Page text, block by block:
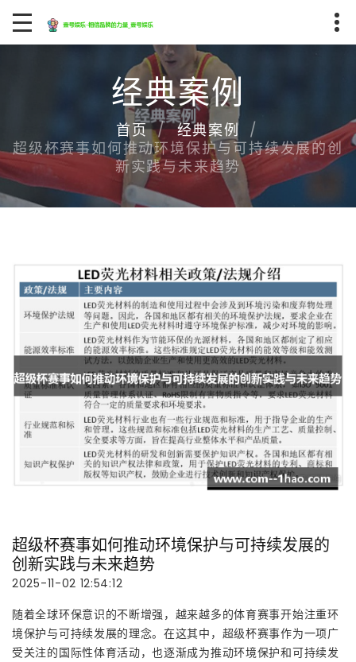
经典案例
首页
经典案例
超级杯赛事如何推动环境保护与可持续发展的创
新实践与未来趋势
超级杯赛事如何推动环境保护与可持续发展的
创新实践与未来趋势
2025-11-02 12:54:12
随着全球环保意识的不断增强，越来越多的体育赛事开始注重环
境保护与可持续发展的理念。在这其中，超级杯赛事作为一项广
受关注的国际性体育活动，也逐渐成为推动环境保护和可持续发